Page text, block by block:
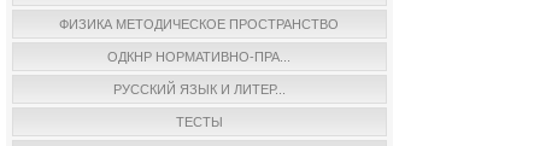
ФИЗИКА МЕТОДИЧЕСКОЕ ПРОСТРАНСТВО
ОДКНР НОРМАТИВНО-ПРА...
РУССКИЙ ЯЗЫК И ЛИТЕР...
ТЕСТЫ